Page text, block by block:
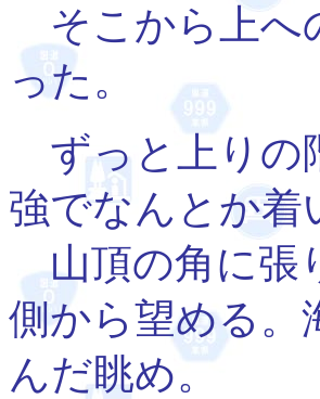
そこから上へ
った。
ずっと上りの
強でなんとか着
山頂の角に張
側から望める。
んだ眺め。